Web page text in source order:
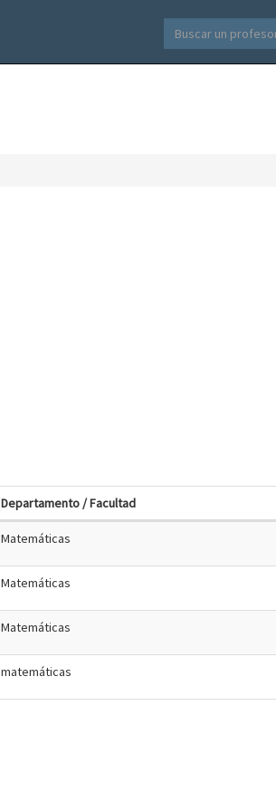
Departamento / Facultad
Matemáticas
Matemáticas
Matemáticas
matemáticas